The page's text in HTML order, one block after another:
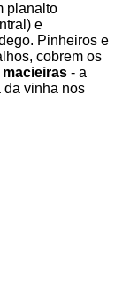
planalto
e
Pinheiros e
cobrem os
macieiras - a
da vinha nos